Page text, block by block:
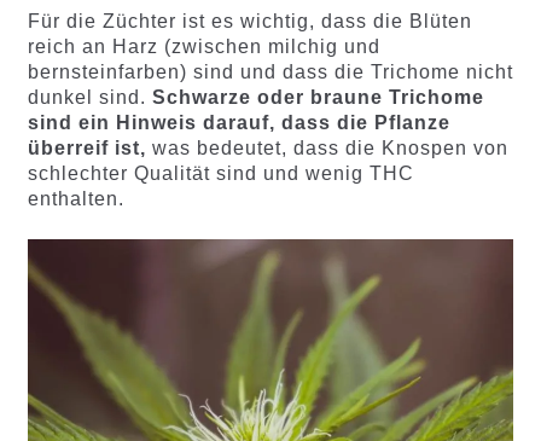
Für die Züchter ist es wichtig, dass die Blüten
reich an Harz (zwischen milchig und
bernsteinfarben) sind und dass die Trichome nicht
dunkel sind. Schwarze oder braune Trichome
sind ein Hinweis darauf, dass die Pflanze
überreif ist, was bedeutet, dass die Knospen von
schlechter Qualität sind und wenig THC
enthalten.